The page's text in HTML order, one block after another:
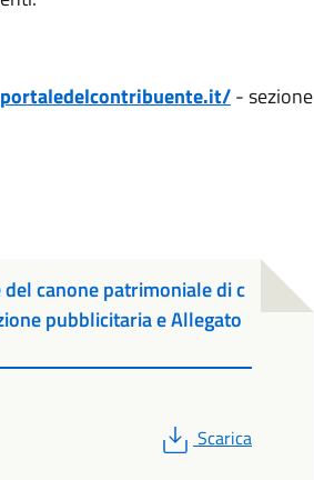
- sezione
canone patrimoniale di c
pubblicitaria e Allegato
PDF
Scarica